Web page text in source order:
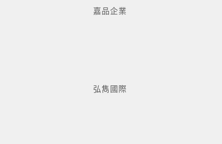
嘉品企業
弘雋國際